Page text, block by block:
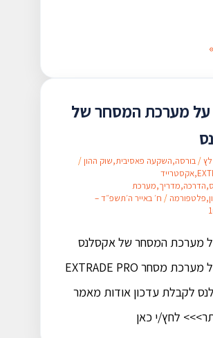
על מערכת המסחר של
/בורסה,השקעה פאסיבית,שוק ההון/
,אקסטרייד
הדרכה,מדריך,מערכת
פלטפורמה/ ח׳ באייר ה׳תשפ״ד –
מערכת המסחר של אקסלנס​
מדריך על מערכת מסחר EXTRADE PRO
לקבלת עדכון אודות מאמר
לחץ/י כאן